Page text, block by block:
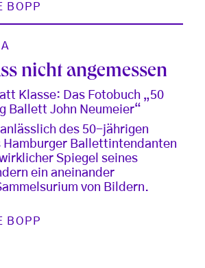
BOPP
nicht angemessen
Klasse: Das Fotobuch „50
Ballett John Neumeier“
des 50-jährigen
Hamburger Ballettintendanten
Spiegel seines
ein aneinander
von Bildern.
BOPP